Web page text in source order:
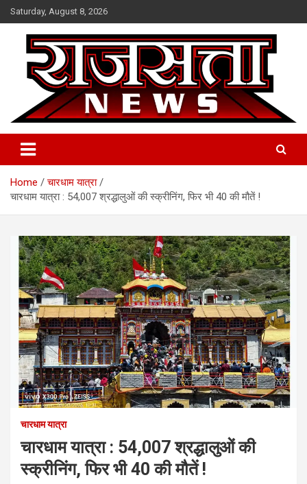
Skip
to
content
Saturday, August 8, 2026
Raj Satta News
Home
चारधाम यात्रा
चारधाम यात्रा : 54,007 श्रद्धालुओं की स्क्रीनिंग, फिर भी 40 की मौतें !
चारधाम यात्रा
चारधाम यात्रा : 54,007 श्रद्धालुओं की
स्क्रीनिंग, फिर भी 40 की मौतें !